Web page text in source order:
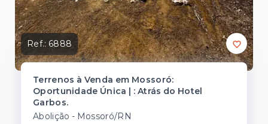
Ref.: 6888
Terrenos à Venda em Mossoró:
Oportunidade Única | : Atrás do Hotel
Garbos.
Abolição - Mossoró/RN